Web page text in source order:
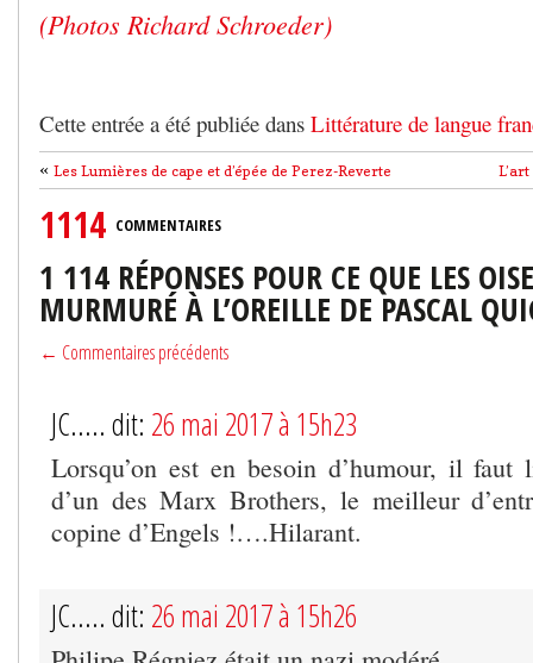
(Photos Richard Schroeder)
Cette entrée a été publiée dans Littérature de langue
« Les Lumières de cape et d’épée de Perez-Reverte
1114 COMMENTAIRES
1 114 RÉPONSES POUR CE QUE LES
MURMURÉ À L’OREILLE DE PASCAL
← Commentaires précédents
JC..... dit: 26 mai 2017 à 15h23
Lorsqu’on est en besoin d’humour, il
d’un des Marx Brothers, le meilleur
copine d’Engels !….Hilarant.
JC..... dit: 26 mai 2017 à 15h26